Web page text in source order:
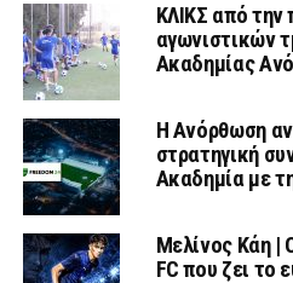
ΚΛΙΚΣ από την
αγωνιστικών
Ακαδημίας
Η Ανόρθωση
στρατηγική
Ακαδημία με
Μελίνος Κάη |
FC που ζει το